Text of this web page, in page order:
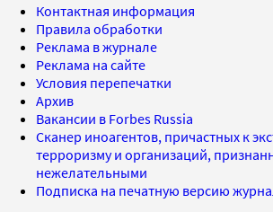
Контактная информация
Правила обработки
Реклама в журнале
Реклама на сайте
Условия перепечатки
Архив
Вакансии в Forbes Russia
Сканер иноагентов, причастных к
терроризму и организаций,
нежелательными
Подписка на печатную версию